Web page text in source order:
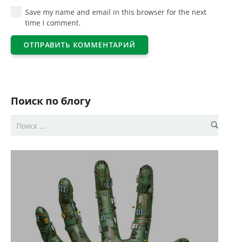
Save my name and email in this browser for the next
time I comment.
ОТПРАВИТЬ КОММЕНТАРИЙ
Поиск по блогу